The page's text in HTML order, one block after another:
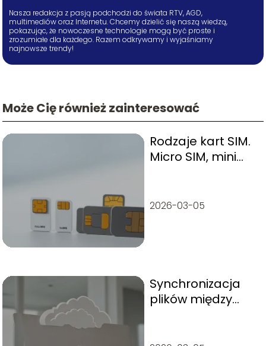
Nasza redakcja z pasją podchodzi do świata RTV, AGD,
multimediów oraz Internetu. Chcemy dzielić się naszą wiedzą,
pokazując, że nowoczesne technologie mogą być proste i
zrozumiałe dla każdego. Razem odkrywamy i wyjaśniamy
najnowsze trendy!
Może Cię również zainteresować
Rodzaje kart SIM.
Micro SIM, mini
2026-03-05
Synchronizacja
plików między